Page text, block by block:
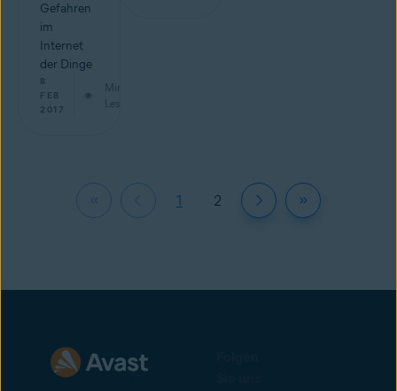
Gefahren
im
Internet
der Dinge
8
FEB
2017
Min.
Lesestoff
1 2